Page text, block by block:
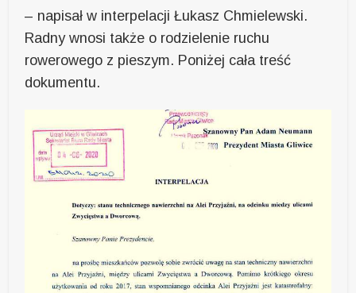
– napisał w interpelacji Łukasz Chmielewski.
Radny wnosi także o rodzielenie ruchu
rowerowego z pieszym. Poniżej cała treść
dokumentu.